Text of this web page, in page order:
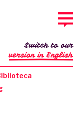
Switch to our
version in English